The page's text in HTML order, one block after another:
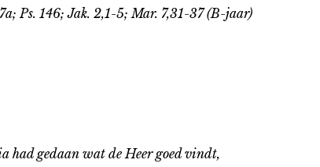
Ps. 146; Jak. 2,1-5; Mar. 7,31-37 (B-jaar)
had gedaan wat de Heer goed vindt,